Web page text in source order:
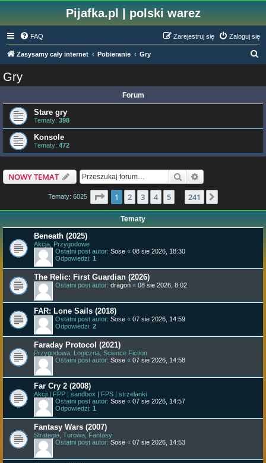
Pijafka.pl | polski warez
FAQ Zaloguj się
Zarejestruj się
Zasysamy cały internet Pobieranie Gry
Gry
Forum
Stare gry
Tematy: 398
Konsole
Tematy: 472
NOWY TEMAT Szukaj
Tematy: 6025 Strona z241
1 2 3 4 5 241
Tematy
Beneath (2025)
Akcja, Przygodowe
Ostatni post autor: Sose « 08 sie 2026, 18:30
Odpowiedzi: 1
The Relic: First Guardian (2026)
Ostatni post autor: dragon « 08 sie 2026, 8:02
FAR: Lone Sails (2018)
Ostatni post autor: Sose « 07 sie 2026, 14:59
Odpowiedzi: 2
Faraday Protocol (2021)
Przygodowa, Logiczna, Science Fiction
Ostatni post autor: Sose « 07 sie 2026, 14:58
Far Cry 2 (2008)
Akcji | FPP | sandbox | FPS | strzelanki
Ostatni post autor: Sose « 07 sie 2026, 14:57
Odpowiedzi: 1
Fantasy Wars (2007)
Strategia, Turowa, Fantasy
Ostatni post autor: Sose « 07 sie 2026, 14:53